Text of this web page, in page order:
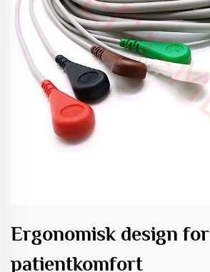
Ergonomisk design for
patientkomfort